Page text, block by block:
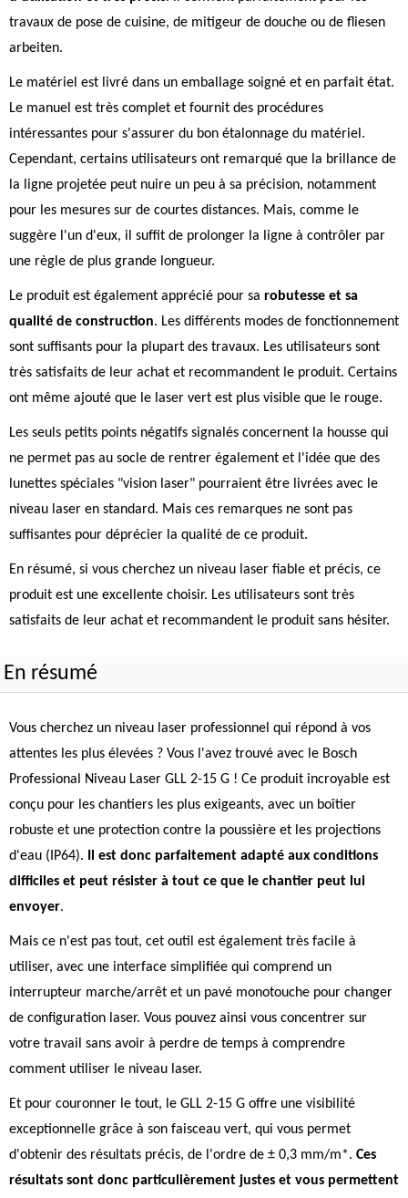
travaux de pose de cuisine, de mitigeur de douche ou de fliesen
arbeiten.
Le matériel est livré dans un emballage soigné et en parfait état.
Le manuel est très complet et fournit des procédures
intéressantes pour s'assurer du bon étalonnage du matériel.
Cependant, certains utilisateurs ont remarqué que la brillance de
la ligne projetée peut nuire un peu à sa précision, notamment
pour les mesures sur de courtes distances. Mais, comme le
suggère l'un d'eux, il suffit de prolonger la ligne à contrôler par
une règle de plus grande longueur.
Le produit est également apprécié pour sa robutesse et sa
qualité de construction. Les différents modes de fonctionnement
sont suffisants pour la plupart des travaux. Les utilisateurs sont
très satisfaits de leur achat et recommandent le produit. Certains
ont même ajouté que le laser vert est plus visible que le rouge.
Les seuls petits points négatifs signalés concernent la housse qui
ne permet pas au socle de rentrer également et l'idée que des
lunettes spéciales "vision laser" pourraient être livrées avec le
niveau laser en standard. Mais ces remarques ne sont pas
suffisantes pour déprécier la qualité de ce produit.
En résumé, si vous cherchez un niveau laser fiable et précis, ce
produit est une excellente choisir. Les utilisateurs sont très
satisfaits de leur achat et recommandent le produit sans hésiter.
En résumé
Vous cherchez un niveau laser professionnel qui répond à vos
attentes les plus élevées ? Vous l'avez trouvé avec le Bosch
Professional Niveau Laser GLL 2-15 G ! Ce produit incroyable est
conçu pour les chantiers les plus exigeants, avec un boîtier
robuste et une protection contre la poussière et les projections
d'eau (IP64).
Il est donc parfaitement adapté aux conditions
difficiles et peut résister à tout ce que le chantier peut lui
envoyer.
Mais ce n'est pas tout, cet outil est également très facile à
utiliser, avec une interface simplifiée qui comprend un
interrupteur marche/arrêt et un pavé monotouche pour changer
de configuration laser. Vous pouvez ainsi vous concentrer sur
votre travail sans avoir à perdre de temps à comprendre
comment utiliser le niveau laser.
Et pour couronner le tout, le GLL 2-15 G offre une visibilité
exceptionnelle grâce à son faisceau vert, qui vous permet
d'obtenir des résultats précis, de l'ordre de ± 0,3 mm/m*. Ces
résultats sont donc particulièrement justes et vous permettent